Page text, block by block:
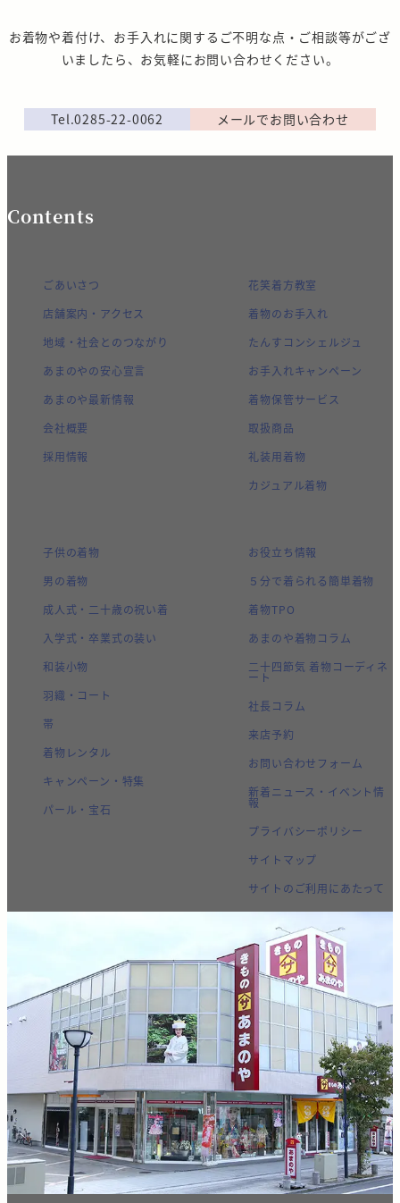
お着物や着付け、お手入れに関するご不明な点・ご相談等がござ
いましたら、お気軽にお問い合わせください。
Tel.0285-22-0062 メールでお問い合わせ
Contents
ごあいさつ
店舗案内・アクセス
地域・社会とのつながり
あまのやの安心宣言
あまのや最新情報
会社概要
採用情報
花笑着方教室
着物のお手入れ
たんすコンシェルジュ
お手入れキャンペーン
着物保管サービス
取扱商品
礼装用着物
カジュアル着物
子供の着物
男の着物
成人式・二十歳の祝い着
入学式・卒業式の装い
和装小物
羽織・コート
帯
着物レンタル
キャンペーン・特集
パール・宝石
お役立ち情報
５分で着られる簡単着物
着物TPO
あまのや着物コラム
二十四節気 着物コーディネ
ート
社長コラム
来店予約
お問い合わせフォーム
新着ニュース・イベント情
報
プライバシーポリシー
サイトマップ
サイトのご利用にあたって